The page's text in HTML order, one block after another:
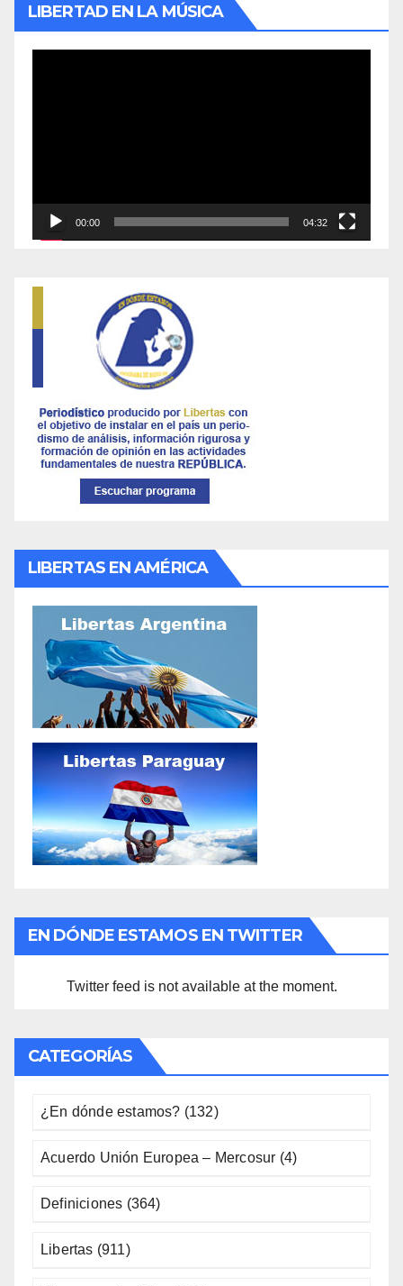
LIBERTAD EN LA MÚSICA
00:00 04:32
LIBERTAS EN AMÉRICA
EN DÓNDE ESTAMOS EN TWITTER
Twitter feed is not available at the moment.
CATEGORÍAS
¿En dónde estamos? (132)
Acuerdo Unión Europea – Mercosur (4)
Definiciones (364)
Libertas (911)